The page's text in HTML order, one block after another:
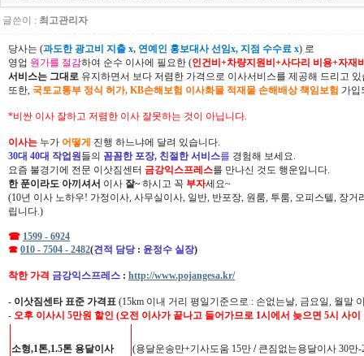
글쓴이 : 최고관리자
당사는 (과도한 광고비 지출 x, 연예인 홍보대사 선임x, 지점 수수료 x) 로
영업 원가를 절감하여 순수 이사에 필요한 (인건비+차량지원비+사다리 비용+자재
서비스는 그대로 유지하면서 보다 저렴한 가격으로 이사서비스를 제공해 드리고 있
또한, 국토교통부 정식 허가, KB손해보험 이사화물 적재물 손해배상 책임보험 가입
*비싼 이사 잘하고 저렴한 이사 잘못하는 것이 아닙니다.
이사는 누가 어떻게 진행 하느냐에 달려 있습니다.
30대 40대 작업원들의 꼼꼼한 포장, 친절한 서비스를 경험해 보세요.
요즘 불경기에 전문 이삿짐센터 금강익스프레스를 만나신 것도 행운입니다.
한 푼이라도 아끼셔서 이사 잘~ 하시고 꼭 부자세요~
(10년 이사 노하우! 가정이사, 사무실이사, 일반, 반포장, 원룸, 투룸, 오피스텔, 장
립니다.)
☎ 1599 - 6924
☎ 010 - 7504 - 2482(견적 담당 : 윤정수 실장)
착한 가격 금강익스프레스 : http://www.pojangesa.kr/
- 이삿짐센타 표준 가격표 (15km 이내 거리 평일기준으로 : 손없는날, 금요일, 월말
- 오후 이사시 5만원 할인 (오전 이사가 끝나고 들어가므로 1시에서 늦으면 5시 사
소형,1톤,1.5톤 용달이사 (용달운송만+기사도움 15만 /큰짐없는용달이사 30만-